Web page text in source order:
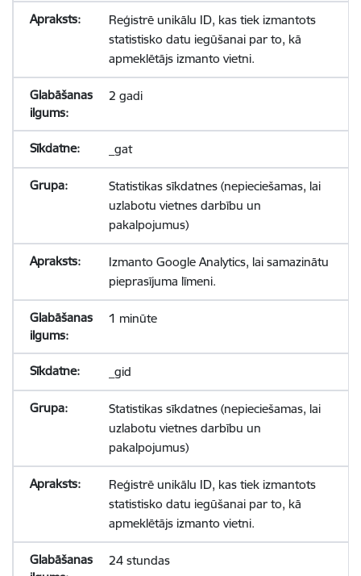
Reģistrē unikālu ID, kas tiek izmantots
statistisko datu iegūšanai par to, kā
apmeklētājs izmanto vietni.
2 gadi
_gat
Statistikas sīkdatnes (nepieciešamas, lai
uzlabotu vietnes darbību un
pakalpojumus)
Izmanto Google Analytics, lai samazinātu
pieprasījuma līmeni.
1 minūte
_gid
Statistikas sīkdatnes (nepieciešamas, lai
uzlabotu vietnes darbību un
pakalpojumus)
Reģistrē unikālu ID, kas tiek izmantots
statistisko datu iegūšanai par to, kā
apmeklētājs izmanto vietni.
24 stundas